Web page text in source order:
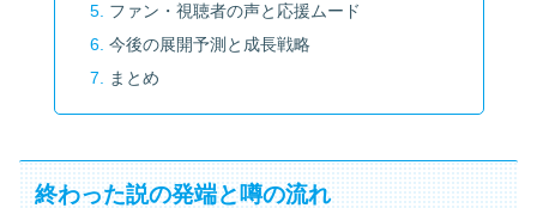
ファン・視聴者の声と応援ムード
今後の展開予測と成長戦略
まとめ
終わった説の発端と噂の流れ